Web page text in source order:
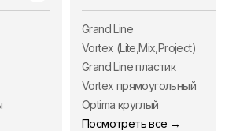
Grand Line
Vortex (Lite,Mix,Project)
Grand Line пластик
Vortex прямоугольный
Optima круглый
Посмотреть все →